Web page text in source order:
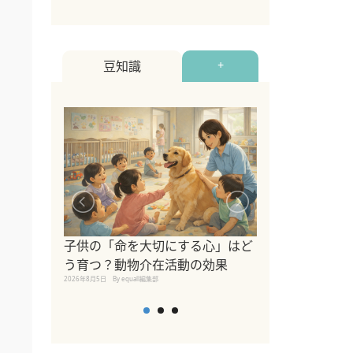
豆知識 +
子供の「命を大切にする心」はど
う育つ？動物介在活動の効果
2026年8月5日 By equall編集部